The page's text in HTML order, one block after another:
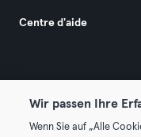
Centre d'aide
© 2026 Urban Sports
Wir passen Ihre
Wenn Sie auf „Alle